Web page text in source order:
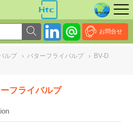
お問合せ
ルブ › バターフライバルブ › BV-D
フライバルブ